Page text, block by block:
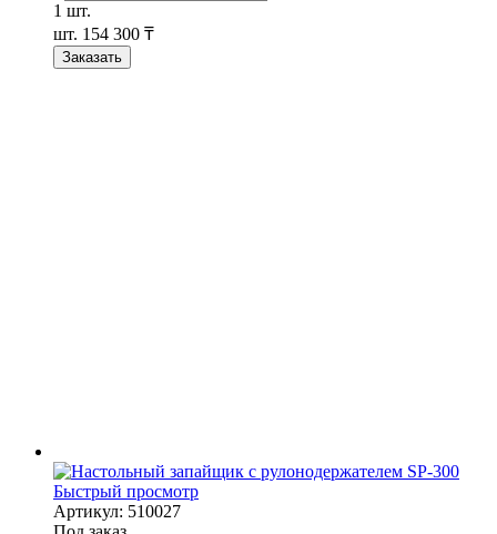
1 шт.
шт. 154 300 ₸
Заказать
Быстрый просмотр
Артикул: 510027